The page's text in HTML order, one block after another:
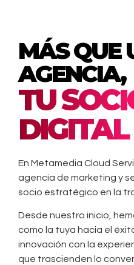
MÁS QUE
AGENCIA,
TU
DIGITAL
En Metamedia Cloud
agencia de marketing y
socio estratégico en la
Desde nuestro inicio,
como la tuya hacia el
innovación con la
que trascienden lo